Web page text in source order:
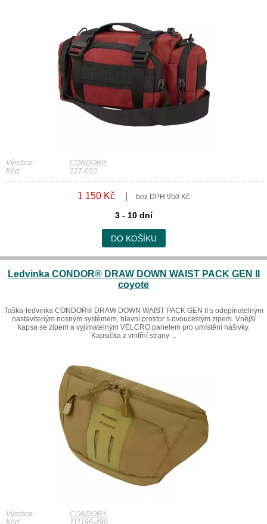
Výrobce:
CONDOR®
Kód:
127-010
1 150 Kč bez DPH 950 Kč
3 - 10 dní
DO KOŠÍKU
Ledvinka CONDOR® DRAW DOWN WAIST PACK GEN II
coyote
Taška-ledvinka CONDOR® DRAW DOWN WAIST PACK GEN II s odepínatelným
nastaviteným nosným systémem, hlavní prostor s dvoucestým zipem. Vnější
kapsa se zipem a vyjímatelným VELCRO panelem pro umístění nášivky.
Kapsička z vnitřní strany ...
Výrobce:
CONDOR®
Kód:
111196-498